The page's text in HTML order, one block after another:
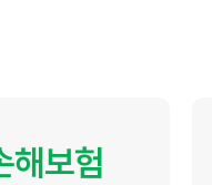
F 손해보험